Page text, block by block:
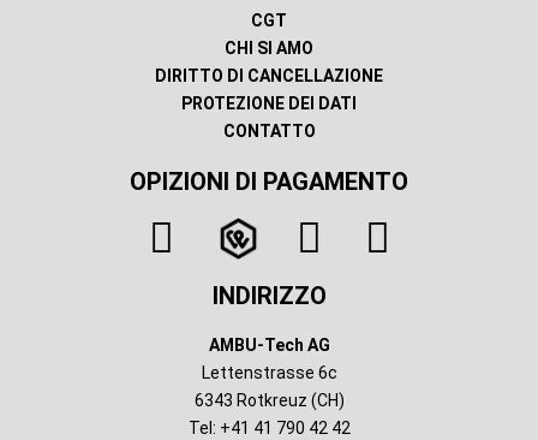
CGT
CHI SI AMO
DIRITTO DI CANCELLAZIONE
PROTEZIONE DEI DATI
CONTATTO
OPIZIONI DI PAGAMENTO
INDIRIZZO
AMBU-Tech AG
Lettenstrasse 6c
6343 Rotkreuz (CH)
Tel: +41 41 790 42 42